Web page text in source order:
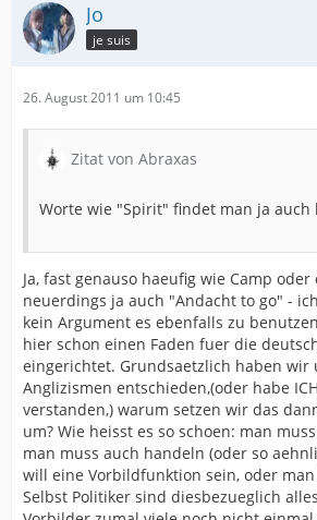
Jo
je suis
26. August 2011 um 10:45
Zitat von Abraxas
Worte wie "Spirit" findet man ja auch
Ja, fast genauso haeufig wie Camp oder
neuerdings ja auch "Andacht to go" -
kein Argument es ebenfalls zu
hier schon einen Faden fuer die
eingerichtet. Grundsaetzlich haben wir
Anglizismen entschieden,(oder habe
verstanden,) warum setzen wir das
um? Wie heisst es so schoen: man
man muss auch handeln (oder so
will eine Vorbildfunktion sein, oder man
Selbst Politiker sind diesbezueglich